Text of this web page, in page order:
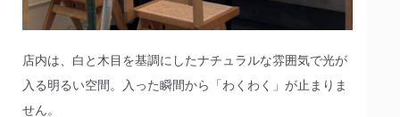
店内は、白と木目を基調にしたナチュラルな雰囲気で光が
入る明るい空間。入った瞬間から「わくわく」が止まりま
せん。